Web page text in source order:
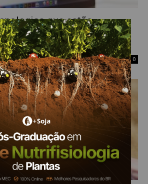
que estão
produtividade das
abril de 2023 0